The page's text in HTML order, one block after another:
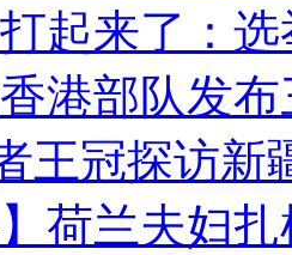
起来了：
港部队发
王冠探访新
】荷兰夫妇